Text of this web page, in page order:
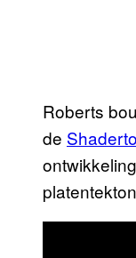
Roberts
de